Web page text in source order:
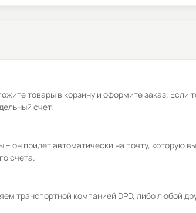
товары в корзину и оформите заказ. Если
счет.
он придет автоматически на почту, которую
счета.
транспортной компанией DPD, либо любой